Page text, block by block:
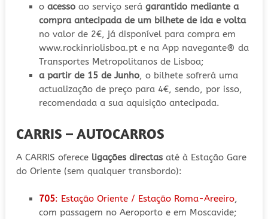
o acessoao serviço será garantido mediante a
compra antecipada de um bilhete de ida e volta
no valor de 2€, já disponível para compra em
www.rockinriolisboa.pt e na App navegante® da
Transportes Metropolitanos de Lisboa;
a partir de 15 de Junho, o bilhete sofrerá uma
actualização de preço para 4€, sendo, por isso,
recomendada a sua aquisição antecipada.
CARRIS – AUTOCARROS
A CARRIS oferece ligações directas até à Estação Gare
do Oriente (sem qualquer transbordo):
705: Estação Oriente / Estação Roma-Areeiro,
com passagem no Aeroporto e em Moscavide;